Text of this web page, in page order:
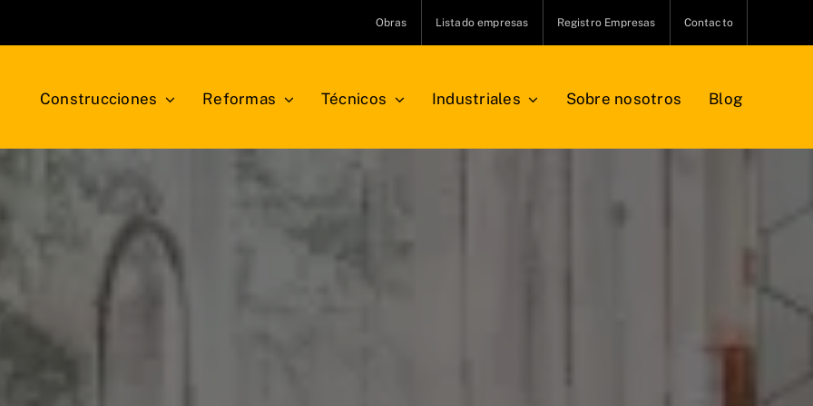
Obras Listado empresas Registro Empresas Contacto
Construcciones Reformas Técnicos Industriales Sobre nosotros Blog